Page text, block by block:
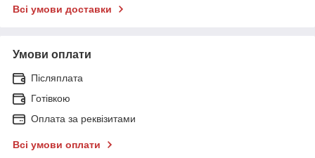
Всі умови доставки
Умови оплати
Післяплата
Готівкою
Оплата за реквізитами
Всі умови оплати